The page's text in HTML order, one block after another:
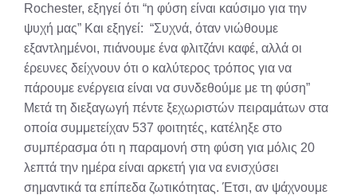
Rochester, εξηγεί ότι “η φύση είναι καύσιμο για την
ψυχή μας” Και εξηγεί: “Συχνά, όταν νιώθουμε
εξαντλημένοι, πιάνουμε ένα φλιτζάνι καφέ, αλλά οι
έρευνες δείχνουν ότι ο καλύτερος τρόπος για να
πάρουμε ενέργεια είναι να συνδεθούμε με τη φύση”
Μετά τη διεξαγωγή πέντε ξεχωριστών πειραμάτων στα
οποία συμμετείχαν 537 φοιτητές, κατέληξε στο
συμπέρασμα ότι η παραμονή στη φύση για μόλις 20
λεπτά την ημέρα είναι αρκετή για να ενισχύσει
σημαντικά τα επίπεδα ζωτικότητας. Έτσι, αν ψάχνουμε